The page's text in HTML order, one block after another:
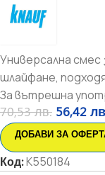
Универсална смес
шлайфане,
За вътрешна
70,53лв. 56,42
ДОБАВИ ЗА
Код:K550184